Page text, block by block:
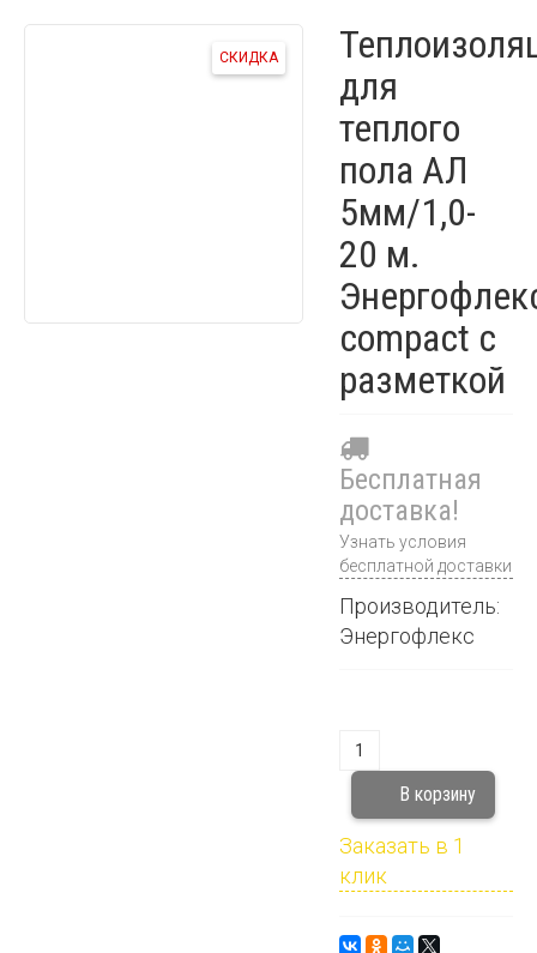
СКИДКА
для
теплого
пола АЛ
5мм/1,0-
20 м.
compact с
разметкой
Бесплатная
доставка!
Узнать условия
бесплатной доставки
Производитель:
Энергофлекс
Заказать в 1
клик